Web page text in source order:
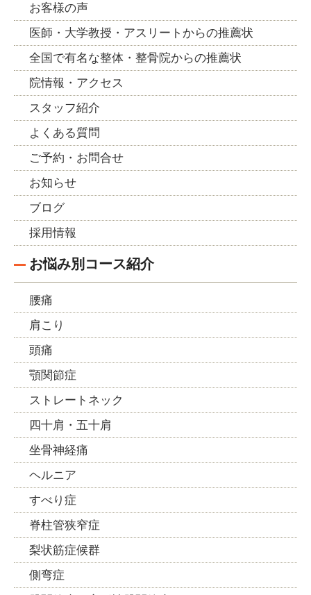
お客様の声
医師・大学教授・アスリートからの推薦状
全国で有名な整体・整骨院からの推薦状
院情報・アクセス
スタッフ紹介
よくある質問
ご予約・お問合せ
お知らせ
ブログ
採用情報
お悩み別コース紹介
腰痛
肩こり
頭痛
顎関節症
ストレートネック
四十肩・五十肩
坐骨神経痛
ヘルニア
すべり症
脊柱管狭窄症
梨状筋症候群
側弯症